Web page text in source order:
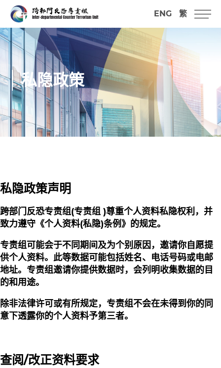
ENG 繁
私隐政策
私隐政策声明
跨部门反恐专责组(专责组 )尊重个人资料私隐权利，并
致力遵守《个人资料(私隐)条例》的规定。
专责组可能会于不同期间及为个别原因，邀请你自愿提
供个人资料。此等数据可能包括姓名、电话号码或电邮
地址。专责组邀请你提供数据时，会列明收集数据的目
的和用途。
除非法律许可或有所规定，专责组不会在未得到你的同
意下透露你的个人资料予第三者。
查阅/改正资料要求